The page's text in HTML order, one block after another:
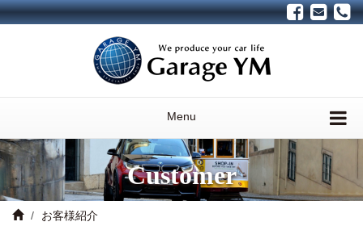
Menu
Customer
お客様紹介